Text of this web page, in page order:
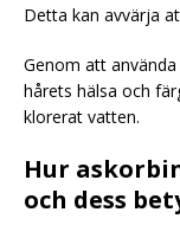
Detta kan avvärja
Genom att
hårets hälsa och
klorerat vatten.
Hur
och dess